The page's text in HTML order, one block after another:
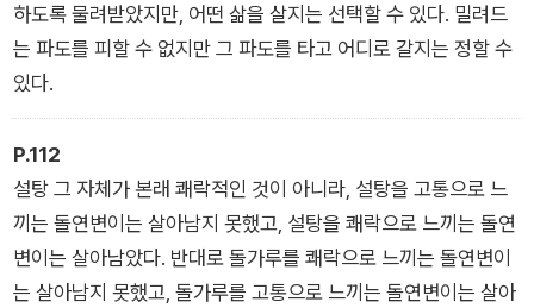
하도록 물려받았지만, 어떤 삶을 살지는 선택할 수 있다. 밀려드
는 파도를 피할 수 없지만 그 파도를 타고 어디로 갈지는 정할 수
있다.
P.112
설탕 그 자체가 본래 쾌락적인 것이 아니라, 설탕을 고통으로 느
끼는 돌연변이는 살아남지 못했고, 설탕을 쾌락으로 느끼는 돌연
변이는 살아남았다. 반대로 돌가루를 쾌락으로 느끼는 돌연변이
는 살아남지 못했고, 돌가루를 고통으로 느끼는 돌연변이는 살아